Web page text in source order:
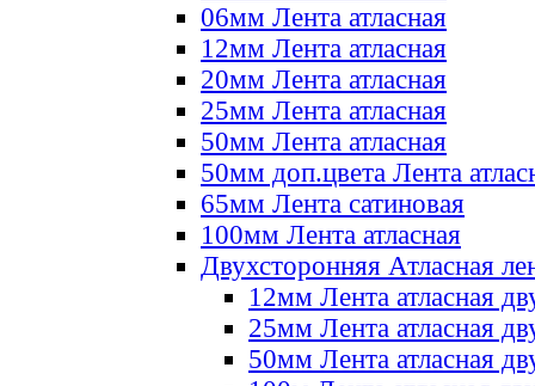
06мм Лента атласная
12мм Лента атласная
20мм Лента атласная
25мм Лента атласная
50мм Лента атласная
50мм доп.цвета Лента
65мм Лента сатиновая
100мм Лента атласная
Двухсторонняя Атласная
12мм Лента атласная
25мм Лента атласная
50мм Лента атласная